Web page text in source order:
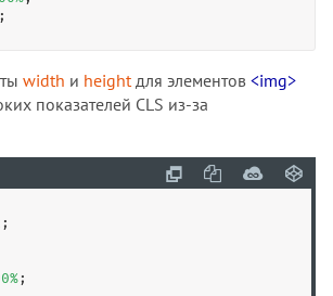
;
width и height для элементов <img>
показателей CLS из-за
;
%;